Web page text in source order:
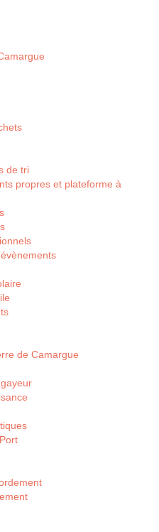
de tri
propres et plateforme à
de Camargue